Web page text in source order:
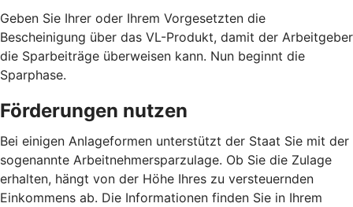
Geben Sie Ihrer oder Ihrem Vorgesetzten die
Bescheinigung über das VL-Produkt, damit der Arbeitgeber
die Sparbeiträge überweisen kann. Nun beginnt die
Sparphase.
Förderungen nutzen
Bei einigen Anlageformen unterstützt der Staat Sie mit der
sogenannte Arbeitnehmersparzulage. Ob Sie die Zulage
erhalten, hängt von der Höhe Ihres zu versteuernden
Einkommens ab. Die Informationen finden Sie in Ihrem